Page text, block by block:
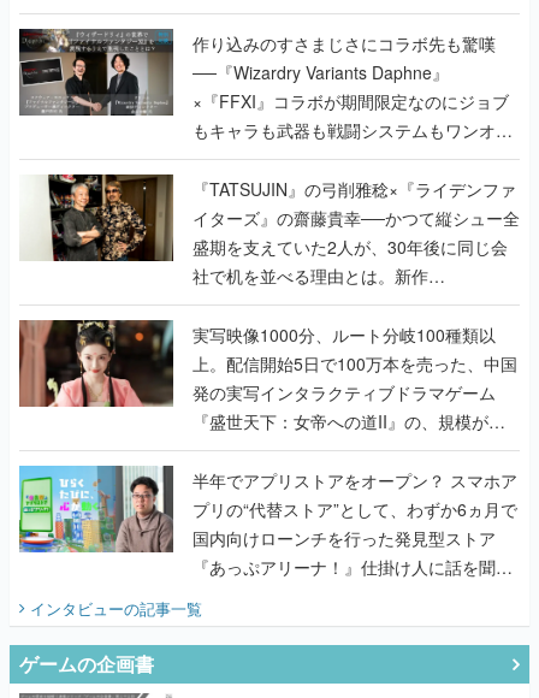
作り込みのすさまじさにコラボ先も驚嘆
──『Wizardry Variants Daphne』
×『FFXI』コラボが期間限定なのにジョブ
もキャラも武器も戦闘システムもワンオフ
で作り込まれた理由を両ディレクターに聞
く
『TATSUJIN』の弓削雅稔×『ライデンファ
イターズ』の齋藤貴幸──かつて縦シュー全
盛期を支えていた2人が、30年後に同じ会
社で机を並べる理由とは。新作
『TATSUJIN EXTREME』で初タッグを組
んだレジェンド2人に訊く開発秘話
実写映像1000分、ルート分岐100種類以
上。配信開始5日で100万本を売った、中国
発の実写インタラクティブドラマゲーム
『盛世天下：女帝への道II』の、規模が違
うこだわりをプロデューサーに聞いた
半年でアプリストアをオープン？ スマホア
プリの“代替ストア”として、わずか6ヵ月で
国内向けローンチを行った発見型ストア
『あっぷアリーナ！』仕掛け人に話を聞い
てみた
インタビューの記事一覧
ゲームの企画書